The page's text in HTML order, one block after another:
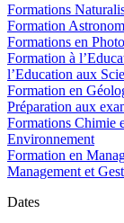
Formations
Formation
Formations en
Formation à
l’Education aux
Formation en
Préparation aux
Formations Chimie
Environnement
Formation en
Management et
Dates